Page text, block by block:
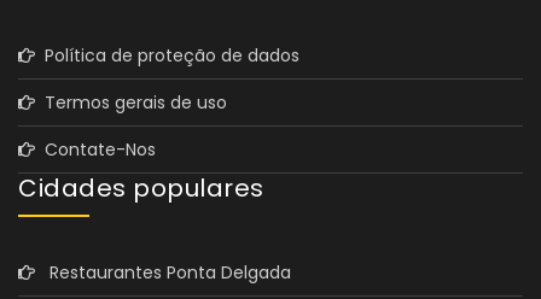
Política de proteção de dados
Termos gerais de uso
Contate-Nos
Cidades populares
Restaurantes Ponta Delgada